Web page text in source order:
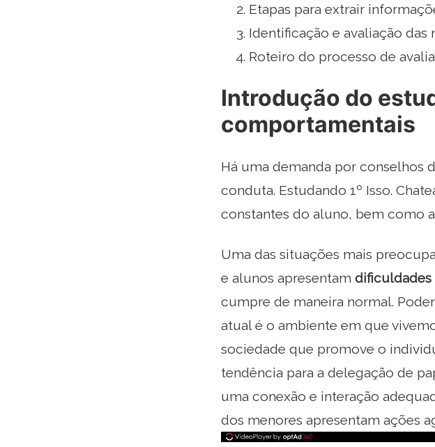
Etapas para extrair
Identificação e avaliação
Roteiro do processo de
Introdução do
comportamentais
Há uma demanda por conselhos
conduta. Estudando 1º Isso.
constantes do aluno, bem como
Uma das situações mais
e alunos apresentam dificuldades
cumpre de maneira normal.
atual é o ambiente em que
sociedade que promove o
tendência para a delegação de
uma conexão e interação
dos menores apresentam ações